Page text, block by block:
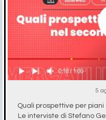
5
Quali prospettive per
Le interviste di Stefano